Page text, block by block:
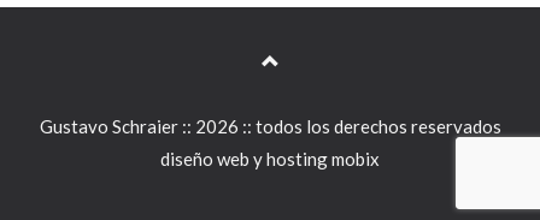
Gustavo Schraier :: 2026 :: todos los derechos reservados
diseño web y hosting mobix